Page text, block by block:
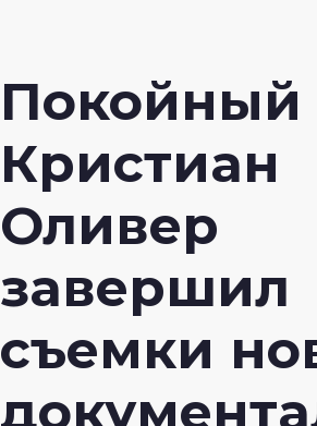
Покойный
Кристиан
Оливер
завершил
съемки